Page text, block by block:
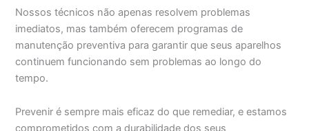
Nossos técnicos não apenas resolvem problemas
imediatos, mas também oferecem programas de
manutenção preventiva para garantir que seus aparelhos
continuem funcionando sem problemas ao longo do
tempo.
Prevenir é sempre mais eficaz do que remediar, e estamos
comprometidos com a durabilidade dos seus